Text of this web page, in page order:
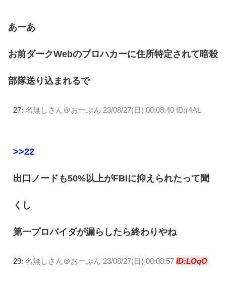
あーあ
お前ダークWebのプロハカーに住所特定されて暗殺
部隊送り込まれるで
27: 名無しさん＠おーぷん 23/08/27(日) 00:08:40 ID:r4AL
>>22
出口ノードも50%以上がFBIに抑えられたって聞
くし
第一プロバイダが漏らしたら終わりやね
29: 名無しさん＠おーぷん 23/08/27(日) 00:08:57 ID:LOqO